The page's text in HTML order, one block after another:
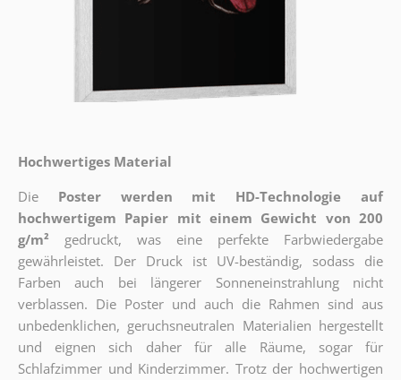
Hochwertiges Material
Die
Poster werden mit HD-Technologie auf
hochwertigem Papier mit einem Gewicht von 200
g/m²
gedruckt, was eine perfekte Farbwiedergabe
gewährleistet. Der Druck ist UV-beständig, sodass die
Farben auch bei längerer Sonneneinstrahlung nicht
verblassen. Die Poster und auch die Rahmen sind aus
unbedenklichen, geruchsneutralen Materialien hergestellt
und eignen sich daher für alle Räume, sogar für
Schlafzimmer und Kinderzimmer. Trotz der hochwertigen